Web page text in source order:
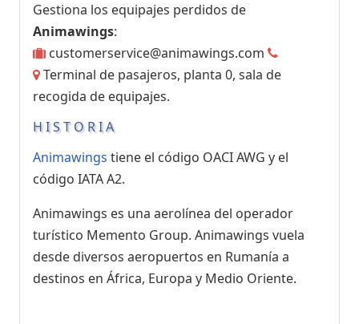
Gestiona los equipajes perdidos de
Animawings:
customerservice@animawings.com
Terminal de pasajeros, planta 0, sala de
recogida de equipajes.
HISTORIA
Animawings tiene el código OACI AWG y el
código IATA A2.
Animawings es una aerolínea del operador
turístico Memento Group. Animawings vuela
desde diversos aeropuertos en Rumanía a
destinos en África, Europa y Medio Oriente.